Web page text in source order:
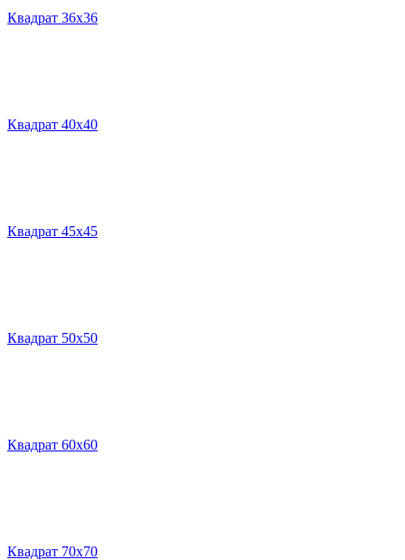
Квадрат 36х36
Квадрат 40х40
Квадрат 45х45
Квадрат 50х50
Квадрат 60х60
Квадрат 70х70